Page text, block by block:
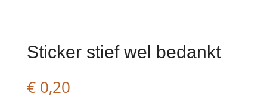
Sticker stief wel bedankt
€0,20